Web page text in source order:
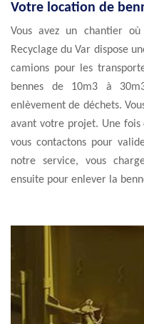
Votre location de
Vous avez un chantier
Recyclage du Var dispose
camions pour les
bennes de 10m3 à
enlèvement de déchets.
avant votre projet. Une fois
vous contactons pour
notre service, vous
ensuite pour enlever la